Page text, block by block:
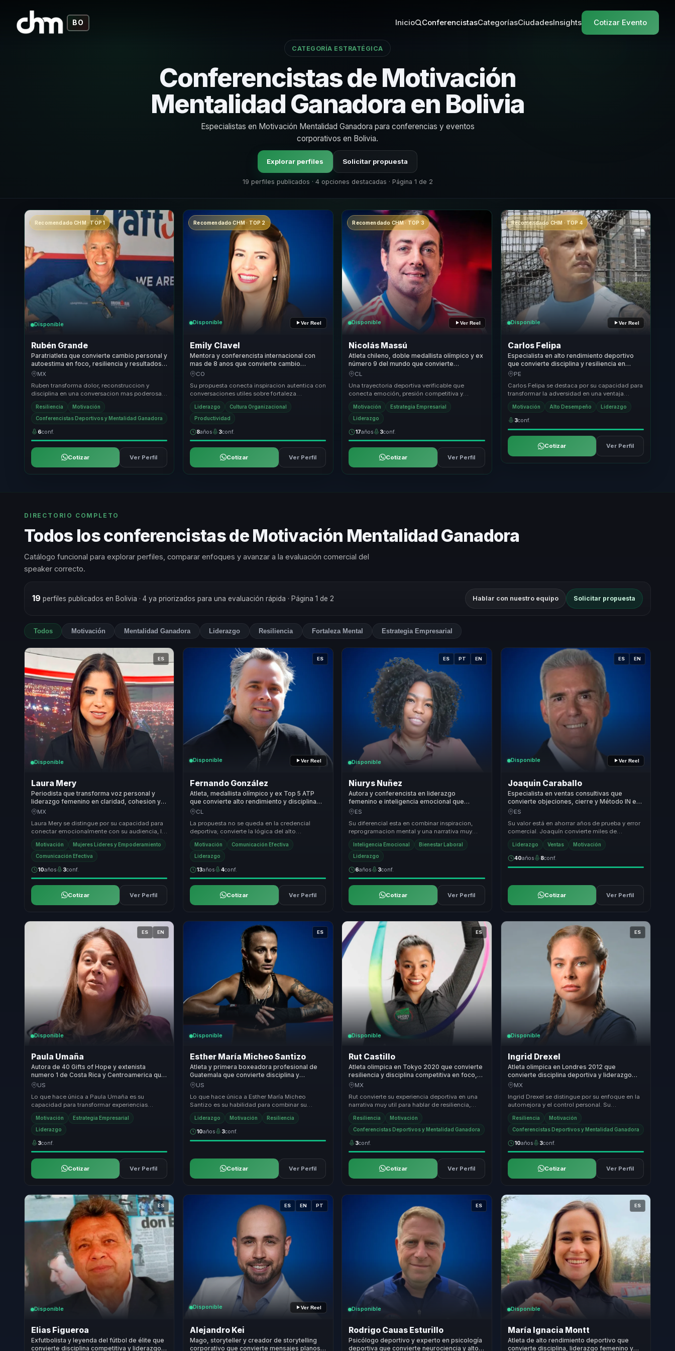
BO Inicio ConferencistasCategoríasCiudadesInsights Cotizar Evento
CATEGORÍA ESTRATÉGICA
Conferencistas de Motivación
Mentalidad Ganadora en Bolivia
Especialistas en Motivación Mentalidad Ganadora para conferencias y eventos
corporativos en Bolivia.
Explorar perfiles Solicitar propuesta
19 perfiles publicados · 4 opciones destacadas · Página 1 de 2
Recomendado CHM · TOP 1
Disponible
Rubén Grande
Paratriatleta que convierte cambio personal y
autoestima en foco, resiliencia y resultados
para lideres y equipos bajo presion.
MX
Ruben transforma dolor, reconstruccion y
disciplina en una conversacion mas poderosa
para equipos que necesitan fortaleza mental,
resilie...
Resiliencia Motivación
Conferencistas Deportivos y Mentalidad Ganadora
6conf.
Cotizar Ver Perfil
Recomendado CHM · TOP 2
Disponible Ver Reel
Emily Clavel
Mentora y conferencista internacional con
mas de 8 anos que convierte cambio
personal y autoestima en energia para
CO
Su propuesta conecta inspiracion autentica con
conversaciones utiles sobre fortaleza
emocional, enfoque y capacidad de levantarse.
Lleva ...
Liderazgo Cultura Organizacional
Productividad
8años 3conf.
Cotizar Ver Perfil
Recomendado CHM · TOP 3
Disponible Ver Reel
Nicolás Massú
Atleta chileno, doble medallista olímpico y ex
número 9 del mundo que convierte
resiliencia competitiva en fortaleza mental
CL
Una trayectoria deportiva verificable que
conecta emoción, presión competitiva y
aprendizajes sobre preparación, perseverancia
y liderazgo.
Motivación Estrategia Empresarial
Liderazgo
17años 3conf.
Cotizar Ver Perfil
Recomendado CHM · TOP 4
Disponible Ver Reel
Carlos Felipa
Especialista en alto rendimiento deportivo
que convierte disciplina y resiliencia en
liderazgo práctico y fortaleza mental para
PE
Carlos Felipa se destaca por su capacidad para
transformar la adversidad en una ventaja
competitiva. Su enfoque único combina la
discipli...
Motivación Alto Desempeño Liderazgo
3conf.
Cotizar Ver Perfil
DIRECTORIO COMPLETO
Todos los conferencistas de Motivación Mentalidad Ganadora
Catálogo funcional para explorar perfiles, comparar enfoques y avanzar a la evaluación comercial del
speaker correcto.
19 perfiles publicados en Bolivia · 4 ya priorizados para una evaluación rápida · Página 1 de 2 Hablar con nuestro equipo Solicitar propuesta
Todos Motivación Mentalidad Ganadora Liderazgo Resiliencia Fortaleza Mental Estrategia Empresarial
ES
Disponible
Laura Mery
Periodista que transforma voz personal y
liderazgo femenino en claridad, cohesion y
confianza para equipos corporativos.
MX
Laura Mery se distingue por su capacidad para
conectar emocionalmente con su audiencia, lo
que la convierte en una conferencista única
en...Motivación Mujeres Líderes y Empoderamiento
Comunicación Efectiva
10años 3conf.
Cotizar Ver Perfil
ES
Disponible Ver Reel
Fernando González
Atleta, medallista olímpico y ex Top 5 ATP
que convierte alto rendimiento y disciplina
competitiva en liderazgo para equipos.
CL
La propuesta no se queda en la credencial
deportiva; convierte la lógica del alto
rendimiento competitivo en una conversación
útil para d...
Motivación Comunicación Efectiva
Liderazgo
13años 4conf.
Cotizar Ver Perfil
ES PT EN
Disponible
Niurys Nuñez
Autora y conferencista en liderazgo
femenino e inteligencia emocional que
convierte autoestima en acción consciente
ES
Su diferencial esta en combinar inspiracion,
reprogramacion mental y una narrativa muy
movilizadora para traducir empoderamiento en
cambi...
Inteligencia Emocional Bienestar Laboral
Liderazgo
6años 3conf.
Cotizar Ver Perfil
ES EN
Disponible Ver Reel
Joaquin Caraballo
Especialista en ventas consultivas que
convierte objeciones, cierre y Método IN en
ejecución comercial más sólida y rentable.
ES
Su valor está en ahorrar años de prueba y error
comercial. Joaquín convierte miles de
entrevistas de venta, objeciones y aprendizaje
real...
Liderazgo Ventas Motivación
40años 8conf.
Cotizar Ver Perfil
ES EN
Disponible
Paula Umaña
Autora de 40 Gifts of Hope y extenista
numero 1 de Costa Rica y Centroamerica que
convierte adversidad en resiliencia y accion
US
Lo que hace única a Paula Umaña es su
capacidad para transformar experiencias
personales en lecciones universales de
resiliencia y espera...
Motivación Estrategia Empresarial
Liderazgo
3conf.
Cotizar Ver Perfil
ES
Disponible
Esther María Micheo Santizo
Atleta y primera boxeadora profesional de
Guatemala que convierte disciplina y
resiliencia en alto desempeno para mujeres
US
Lo que hace única a Esther María Micheo
Santizo es su habilidad para combinar su
experiencia como atleta profesional con su
conocimiento ...
Liderazgo Motivación Resiliencia
10años 3conf.
Cotizar Ver Perfil
ES
Disponible
Rut Castillo
Atleta olimpica en Tokyo 2020 que convierte
resiliencia y disciplina competitiva en foco,
confianza y alto desempeno para equipos.
MX
Rut convierte su experiencia deportiva en una
narrativa muy util para hablar de resiliencia,
disciplina y fortaleza mental desde un ejemp...
Resiliencia Motivación
Conferencistas Deportivos y Mentalidad Ganadora
3conf.
Cotizar Ver Perfil
ES
Disponible
Ingrid Drexel
Atleta olimpica en Londres 2012 que
convierte disciplina deportiva y liderazgo
femenino en foco y confianza para lideres y
MX
Ingrid Drexel se distingue por su enfoque en la
automejora y el control personal. Su
experiencia como atleta olímpica le permite
ofrecer ...
Resiliencia Motivación
Conferencistas Deportivos y Mentalidad Ganadora
10años 3conf.
Cotizar Ver Perfil
ES
Disponible
Elias Figueroa
Exfutbolista y leyenda del fútbol de élite que
convierte disciplina competitiva y liderazgo
ES EN PT
Disponible Ver Reel
Alejandro Kei
Mago, storyteller y creador de storytelling
corporativo que convierte mensajes planos
ES
Disponible
Rodrigo Cauas Esturillo
Psicólogo deportivo y experto en psicología
deportiva que convierte neurociencia y alto
ES
Disponible
María Ignacia Montt
Atleta de alto rendimiento deportivo que
convierte disciplina, liderazgo femenino y